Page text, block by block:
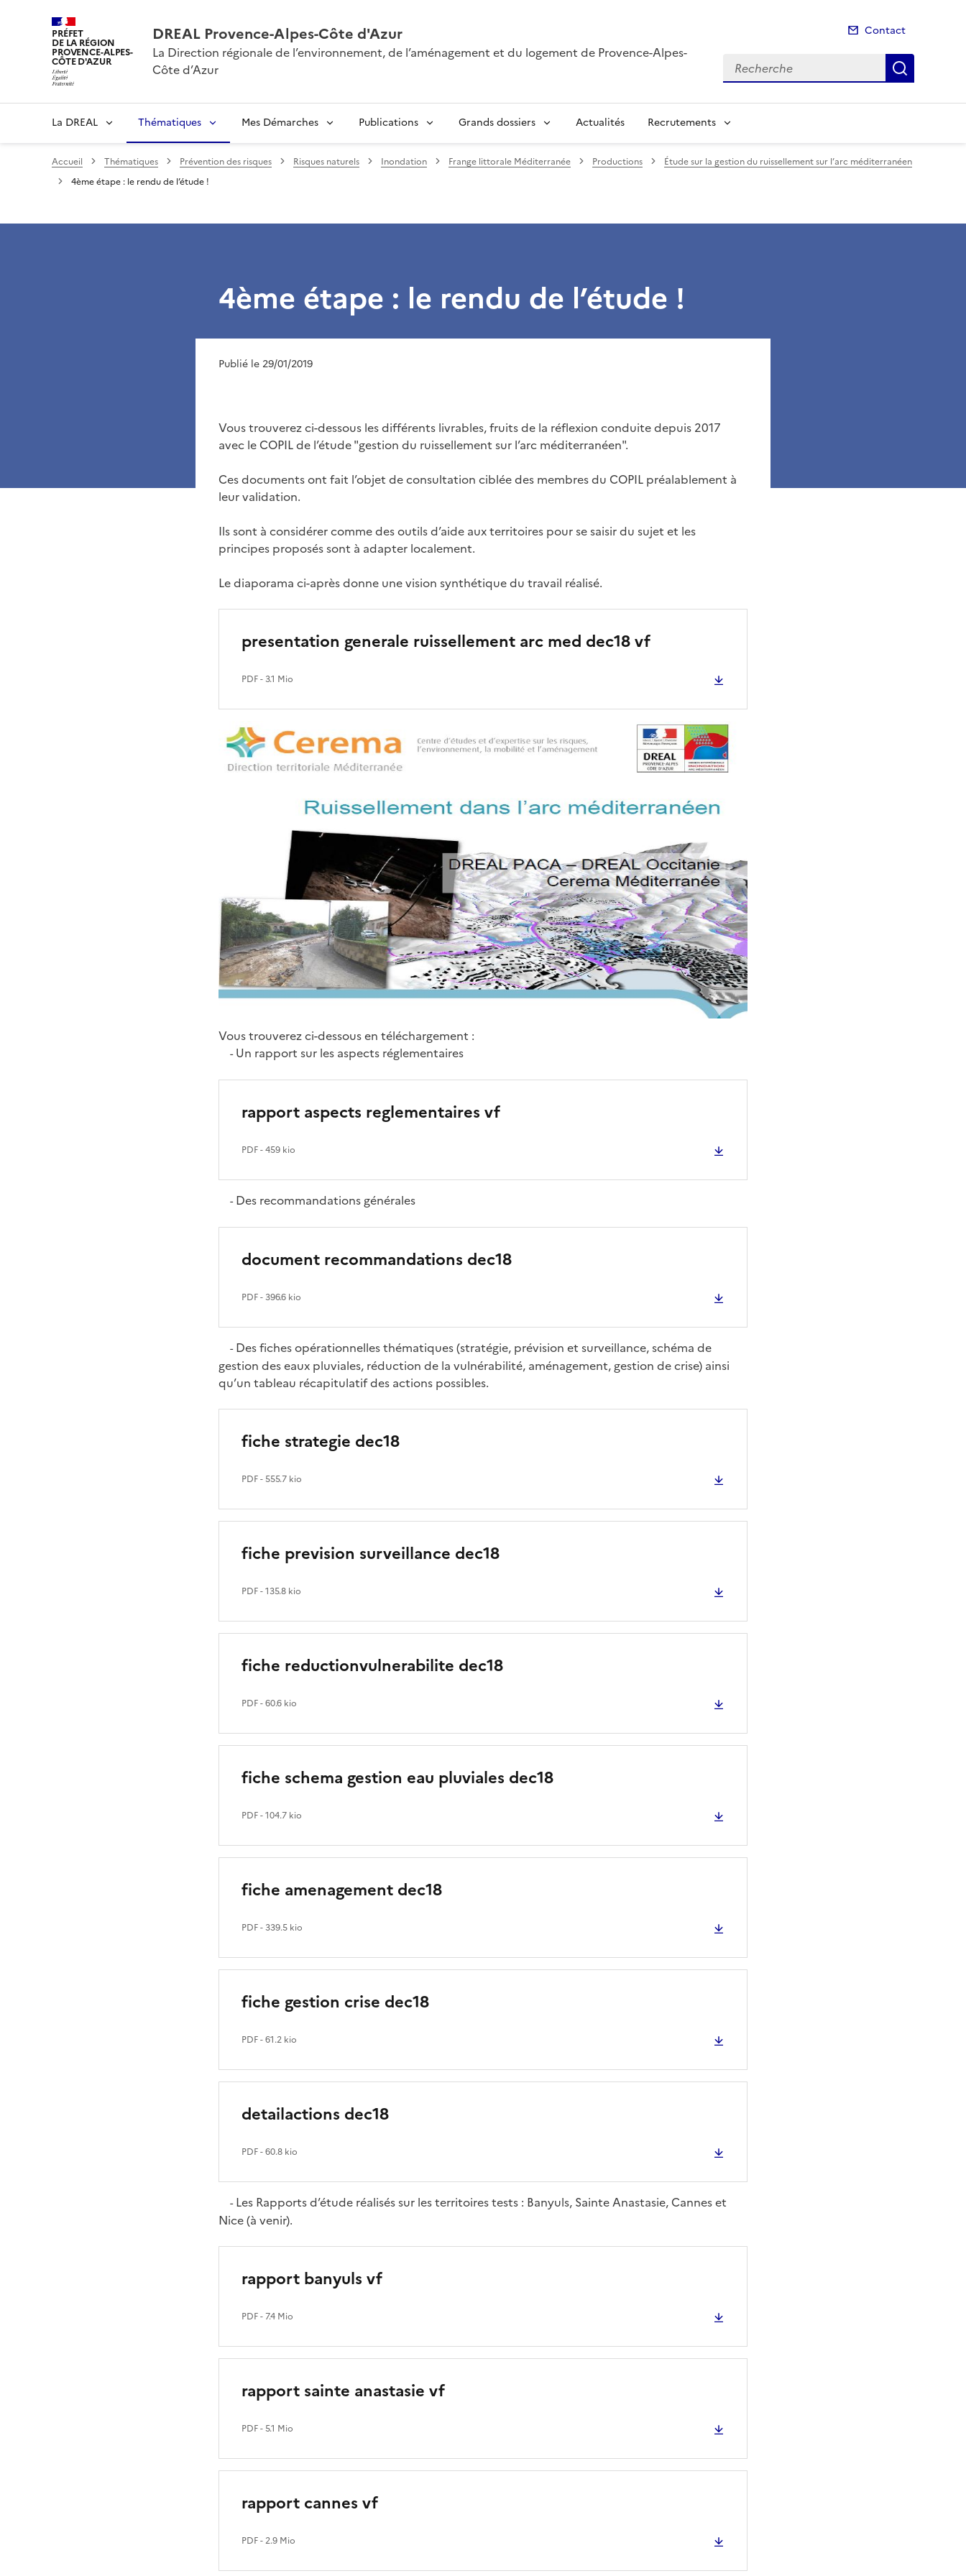
PRÉFET
DE LA RÉGION
PROVENCE-ALPES-
CÔTE D'AZUR
DREAL Provence-Alpes-Côte d'Azur
La Direction régionale de l’environnement, de l’aménagement et du logement de Provence-Alpes-
Côte d’Azur
Contact
Recherche
La DREAL Thématiques Mes Démarches Publications Grands dossiers Actualités Recrutements
Accueil Thématiques Prévention des risques Risques naturels Inondation Frange littorale Méditerranée Productions
Étude sur la gestion du ruissellement sur l’arc méditerranéen
4ème étape : le rendu de l’étude !
4ème étape : le rendu de l’étude !
Publié le 29/01/2019
Vous trouverez ci-dessous les différents livrables, fruits de la réflexion conduite depuis 2017
avec le COPIL de l’étude "gestion du ruissellement sur l’arc méditerranéen".
Ces documents ont fait l’objet de consultation ciblée des membres du COPIL préalablement à
leur validation.
Ils sont à considérer comme des outils d’aide aux territoires pour se saisir du sujet et les
principes proposés sont à adapter localement.
Le diaporama ci-après donne une vision synthétique du travail réalisé.
presentation generale ruissellement arc med dec18 vf
PDF- 3.1 Mio
Vous trouverez ci-dessous en téléchargement :
-Un rapport sur les aspects réglementaires
rapport aspects reglementaires vf
PDF- 459 kio
-Des recommandations générales
document recommandations dec18
PDF- 396.6 kio
-Des fiches opérationnelles thématiques (stratégie, prévision et surveillance, schéma de
gestion des eaux pluviales, réduction de la vulnérabilité, aménagement, gestion de crise) ainsi
qu’un tableau récapitulatif des actions possibles.
fiche strategie dec18
PDF- 555.7 kio
fiche prevision surveillance dec18
PDF- 135.8 kio
fiche reductionvulnerabilite dec18
PDF- 60.6 kio
fiche schema gestion eau pluviales dec18
PDF- 104.7 kio
fiche amenagement dec18
PDF- 339.5 kio
fiche gestion crise dec18
PDF- 61.2 kio
detailactions dec18
PDF- 60.8 kio
-Les Rapports d’étude réalisés sur les territoires tests : Banyuls, Sainte Anastasie, Cannes et
Nice (à venir).
rapport banyuls vf
PDF- 7.4 Mio
rapport sainte anastasie vf
PDF- 5.1 Mio
rapport cannes vf
PDF- 2.9 Mio